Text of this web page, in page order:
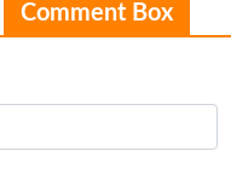
Comment Box